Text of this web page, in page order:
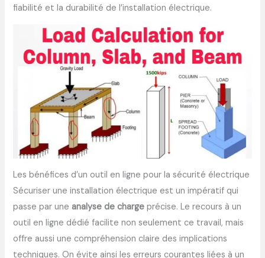
fiabilité et la durabilité de l’installation électrique.
Les bénéfices d’un outil en ligne pour la sécurité électrique
Sécuriser une installation électrique est un impératif qui
passe par une analyse de charge précise. Le recours à un
outil en ligne dédié facilite non seulement ce travail, mais
offre aussi une compréhension claire des implications
techniques. On évite ainsi les erreurs courantes liées à un